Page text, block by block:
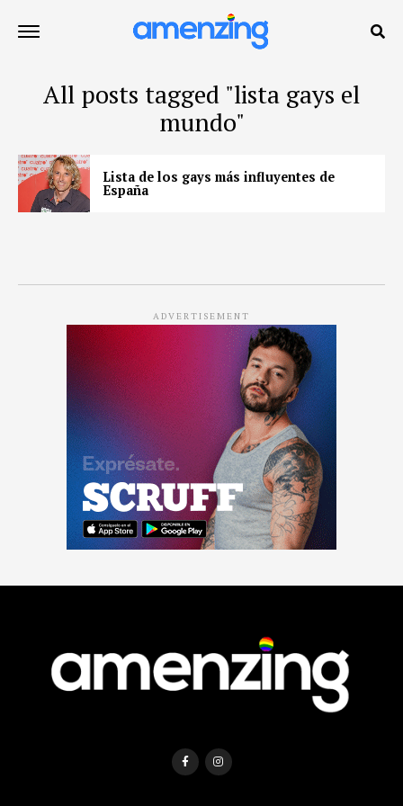
All posts tagged "lista gays el
mundo"
Lista de los gays más influyentes de
España
ADVERTISEMENT